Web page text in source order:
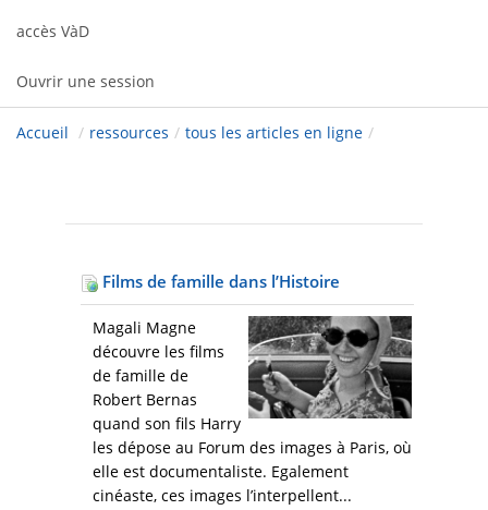
accès VàD
Ouvrir une session
Accueil / ressources / tous les articles en ligne /
Films de famille dans l’Histoire
Magali Magne
découvre les films
de famille de
Robert Bernas
quand son fils Harry
les dépose au Forum des images à Paris, où
elle est documentaliste. Egalement
cinéaste, ces images l’interpellent...